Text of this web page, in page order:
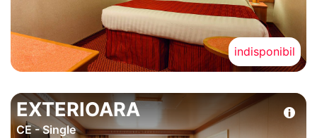
indisponibil
EXTERIOARA
CE - Single